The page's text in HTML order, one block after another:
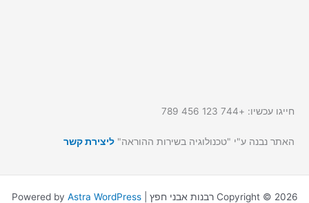
חייגו עכשיו: +744 123 456 789
האתר נבנה ע"י "טכנולוגיה בשירות ההוראה"ליצירת קשר
Copyright © 2026 רבנות אבני חפץ | Powered by Astra WordPress